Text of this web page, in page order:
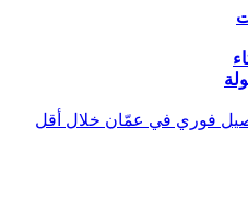
فوري في عمّان خلال أقل